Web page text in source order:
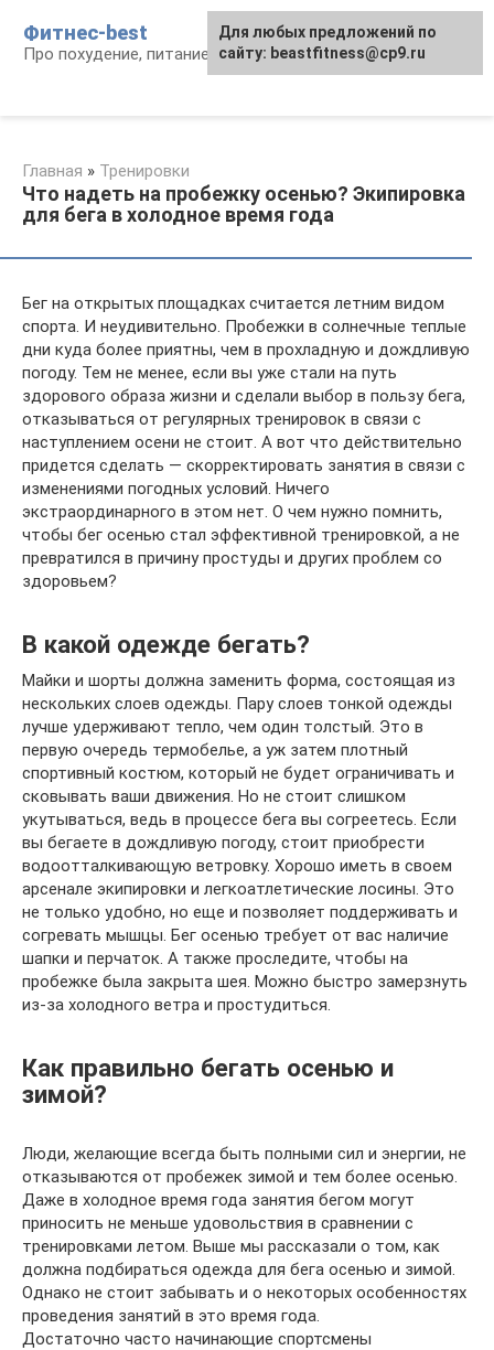
контенту
Фитнес-best
Про похудение, питание и фитнес
Главная » Тренировки
Что надеть на пробежку осенью? Экипировка
для бега в холодное время года
Бег на открытых площадках считается летним видом
спорта. И неудивительно. Пробежки в солнечные теплые
дни куда более приятны, чем в прохладную и дождливую
погоду. Тем не менее, если вы уже стали на путь
здорового образа жизни и сделали выбор в пользу бега,
отказываться от регулярных тренировок в связи с
наступлением осени не стоит. А вот что действительно
придется сделать — скорректировать занятия в связи с
изменениями погодных условий. Ничего
экстраординарного в этом нет. О чем нужно помнить,
чтобы бег осенью стал эффективной тренировкой, а не
превратился в причину простуды и других проблем со
здоровьем?
В какой одежде бегать?
Майки и шорты должна заменить форма, состоящая из
нескольких слоев одежды. Пару слоев тонкой одежды
лучше удерживают тепло, чем один толстый. Это в
первую очередь термобелье, а уж затем плотный
спортивный костюм, который не будет ограничивать и
сковывать ваши движения. Но не стоит слишком
укутываться, ведь в процессе бега вы согреетесь. Если
вы бегаете в дождливую погоду, стоит приобрести
водоотталкивающую ветровку. Хорошо иметь в своем
арсенале экипировки и легкоатлетические лосины. Это
не только удобно, но еще и позволяет поддерживать и
согревать мышцы. Бег осенью требует от вас наличие
шапки и перчаток. А также проследите, чтобы на
пробежке была закрыта шея. Можно быстро замерзнуть
из-за холодного ветра и простудиться.
Как правильно бегать осенью и
зимой?
Люди, желающие всегда быть полными сил и энергии, не
отказываются от пробежек зимой и тем более осенью.
Даже в холодное время года занятия бегом могут
приносить не меньше удовольствия в сравнении с
тренировками летом. Выше мы рассказали о том, как
должна подбираться одежда для бега осенью и зимой.
Однако не стоит забывать и о некоторых особенностях
проведения занятий в это время года.
Достаточно часто начинающие спортсмены
Для любых предложений по
сайту: beastfitness@cp9.ru